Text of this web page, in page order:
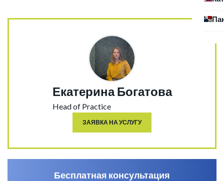
Екатерина Богатова
Head of Practice
ЗАЯВКА НА УСЛУГУ
Бесплатная консультация